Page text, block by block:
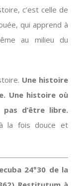
c’est celle de
qui apprend à
au milieu du
Une histoire
Une histoire où
pas d’être libre.
la fois douce et
24°30 de la